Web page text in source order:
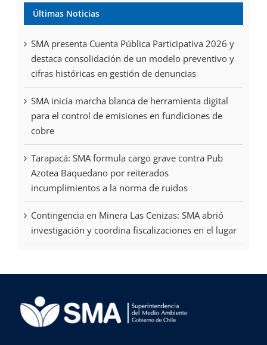
Últimas Noticias
SMA presenta Cuenta Pública Participativa 2026 y
destaca consolidación de un modelo preventivo y
cifras históricas en gestión de denuncias
SMA inicia marcha blanca de herramienta digital
para el control de emisiones en fundiciones de
cobre
Tarapacá: SMA formula cargo grave contra Pub
Azotea Baquedano por reiterados
incumplimientos a la norma de ruidos
Contingencia en Minera Las Cenizas: SMA abrió
investigación y coordina fiscalizaciones en el lugar